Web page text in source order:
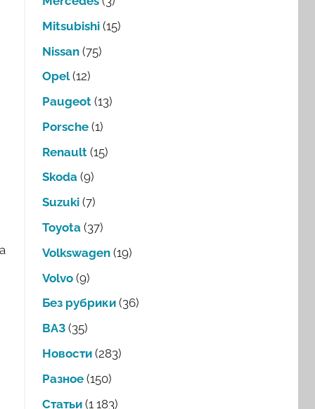
Mitsubishi(15)
Nissan(75)
Opel(12)
Paugeot(13)
Porsche(1)
Renault(15)
Skoda(9)
Suzuki(7)
Toyota(37)
Volkswagen(19)
Volvo(9)
Без рубрики(36)
ВАЗ(35)
Новости(283)
Разное(150)
Статьи(1 183)